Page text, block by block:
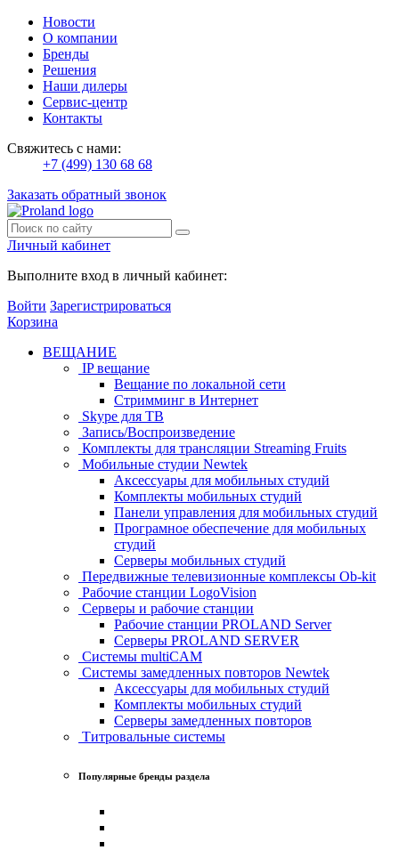
Новости
О компании
Бренды
Решения
Наши дилеры
Сервис-центр
Контакты
Свяжитесь с нами:
+7 (499) 130 68 68
Заказать обратный звонок
Личный кабинет
Выполните вход в личный кабинет:
Войти Зарегистрироваться
Корзина
ВЕЩАНИЕ
IP вещание
Вещание по локальной сети
Стримминг в Интернет
Skype для ТВ
Запись/Воспроизведение
Комплекты для трансляции Streaming Fruits
Мобильные студии Newtek
Аксессуары для мобильных студий
Комплекты мобильных студий
Панели управления для мобильных студий
Програмное обеспечение для мобильных
студий
Серверы мобильных студий
Передвижные телевизионные комплексы Ob-kit
Рабочие станции LogoVision
Серверы и рабочие станции
Рабочие станции PROLAND Server
Серверы PROLAND SERVER
Системы multiCAM
Системы замедленных повторов Newtek
Аксессуары для мобильных студий
Комплекты мобильных студий
Серверы замедленных повторов
Титровальные системы
Популярные бренды раздела